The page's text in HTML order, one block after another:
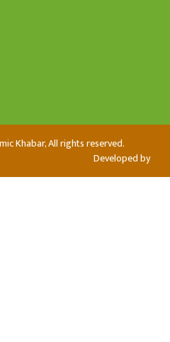
Khabar, All rights reserved.
Developed by